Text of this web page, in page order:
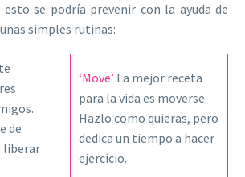
esto se podría prevenir con la ayuda de
simples rutinas:
de
liberar
‘Move’ La mejor receta
para la vida es moverse.
Hazlo como quieras, pero
dedica un tiempo a hacer
ejercicio.